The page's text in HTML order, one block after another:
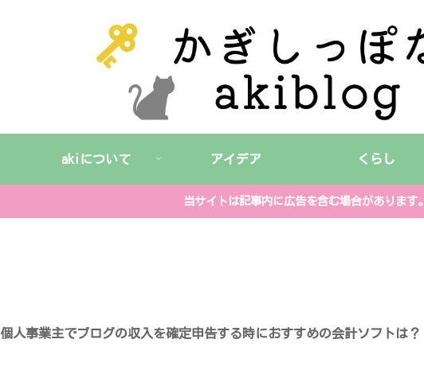
akiについて アイデア くらし
当サイトは記事内に広告を含む場合があります。
個人事業主でブログの収入を確定申告する時におすすめの会計ソフトは？